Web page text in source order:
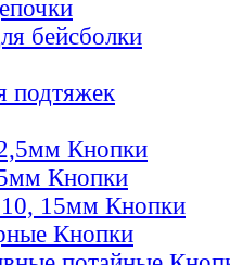
бейсболки
подтяжек
Кнопки
Кнопки
15мм Кнопки
Кнопки